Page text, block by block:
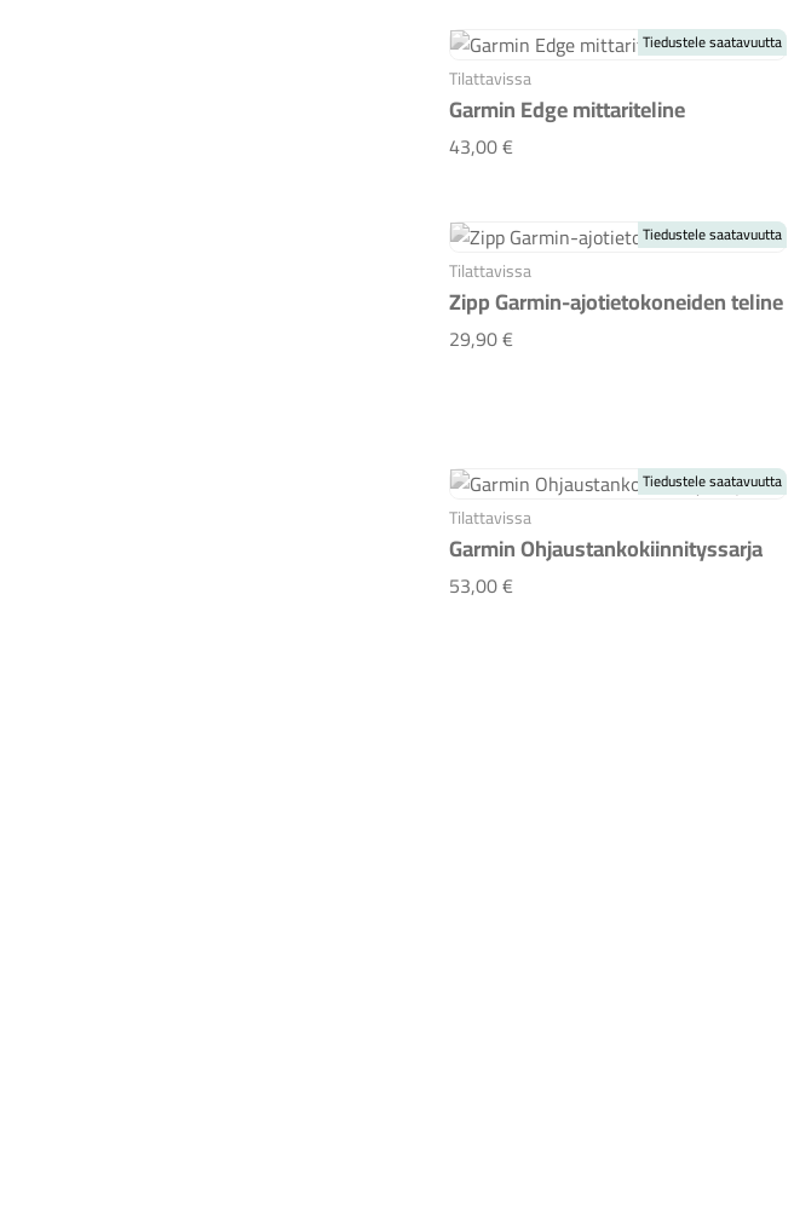
Tilattavissa
Garmin Edge mittariteline
43,00 €Garmin Edge mittariteline
Tiedustele saatavuutta
Tilattavissa
Zipp Garmin-ajotietokoneiden teline
29,90 €Zipp Garmin-ajotietokoneiden teline
Tiedustele saatavuutta
Tilattavissa
Garmin Ohjaustankokiinnityssarja
53,00 €Garmin Ohjaustankokiinnityssarja
Tiedustele saatavuutta